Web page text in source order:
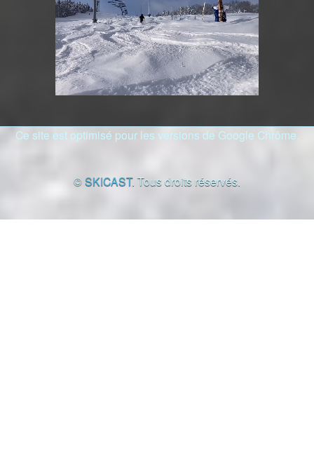
Ce site est optimisé pour les versions de Google Chrôme.
©SKICAST. Tous droits réservés.